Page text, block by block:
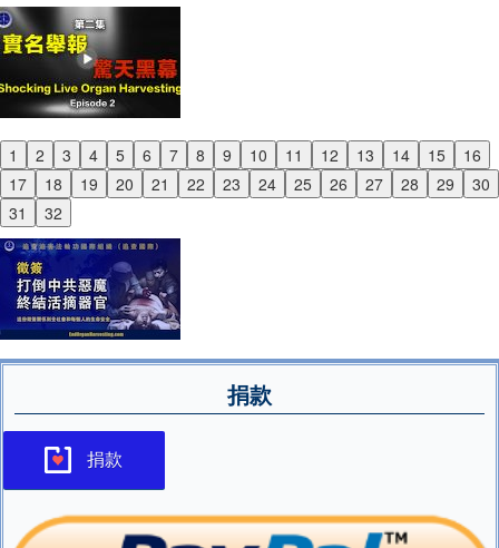
1 2 3 4 5 6 7 8 9 10 11 12 13 14 15
16
17
18 19 20 21 22 23 24 25 26 27 28 29
30
31
32
Previous
Next
捐款
捐款